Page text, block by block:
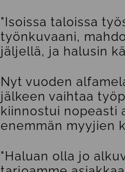
"Isoissa taloissa
työnkuvaani,
jäljellä, ja halusin
Nyt vuoden
jälkeen vaihtaa
kiinnostui nopeasti
enemmän myyjien
"Haluan olla jo